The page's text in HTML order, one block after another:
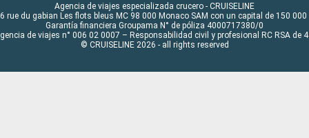
Agencia de viajes especializada crucero - CRUISELINE
rue du gabian Les flots bleus MC 98 000 Monaco SAM con un capital de 150 000
Garantía financiera Groupama N° de póliza 4000717380/0
de viajes n° 006 02 0007 – Responsabilidad civil y profesional RC RSA de
© CRUISELINE 2026 - all rights reserved